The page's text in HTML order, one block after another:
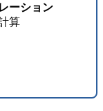
ーション
算